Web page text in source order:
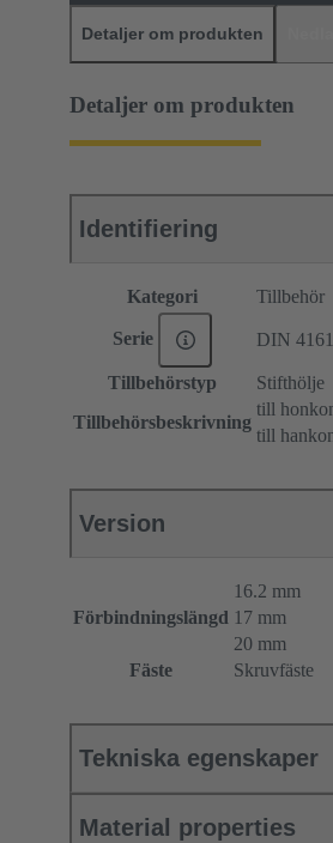
Detaljer om produkten
Detaljer om produkten
Identifiering
Kategori Tillbehör
Serie DIN
Tillbehörstyp
Stifthölje
Tillbehörsbeskrivning
till
till
Version
Förbindningslängd
16.2 mm
17 mm
20 mm
Fäste
Skruvfäste
Tekniska egenskaper
Material properties